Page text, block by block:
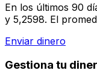
En los últimos 90
y 5,2598. El
Enviar dinero
Gestiona tu